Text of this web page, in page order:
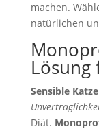
machen.
natürlichen
Lösung
Sensible
Diät.